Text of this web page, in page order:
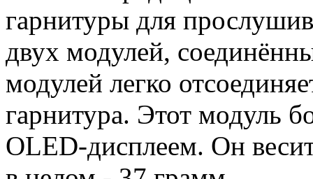
гарнитуры для
двух модулей,
модулей легко
гарнитура. Этот модуль
OLED-дисплеем. Он